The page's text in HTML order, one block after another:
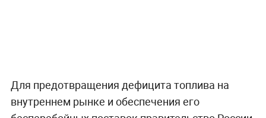
Для предотвращения дефицита топлива на
внутреннем рынке и обеспечения его